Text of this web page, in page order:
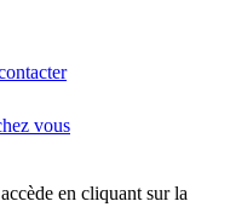
vous
en cliquant sur la